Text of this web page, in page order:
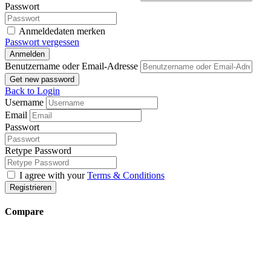
Passwort
Anmeldedaten merken
Passwort vergessen
Anmelden
Benutzername oder Email-Adresse
Get new password
Back to Login
Username
Email
Passwort
Retype Password
I agree with yourTerms & Conditions
Registrieren
Compare